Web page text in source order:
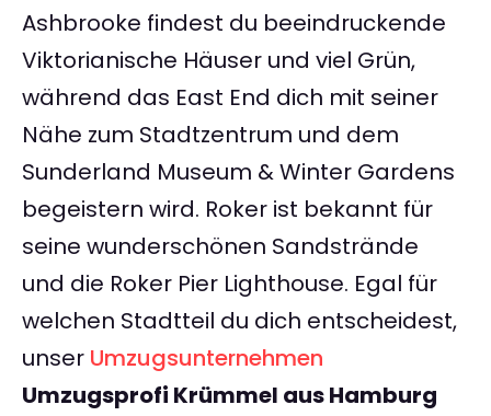
Ashbrooke findest du beeindruckende
Viktorianische Häuser und viel Grün,
während das East End dich mit seiner
Nähe zum Stadtzentrum und dem
Sunderland Museum & Winter Gardens
begeistern wird. Roker ist bekannt für
seine wunderschönen Sandstrände
und die Roker Pier Lighthouse. Egal für
welchen Stadtteil du dich entscheidest,
unser Umzugsunternehmen
Umzugsprofi Krümmel aus Hamburg